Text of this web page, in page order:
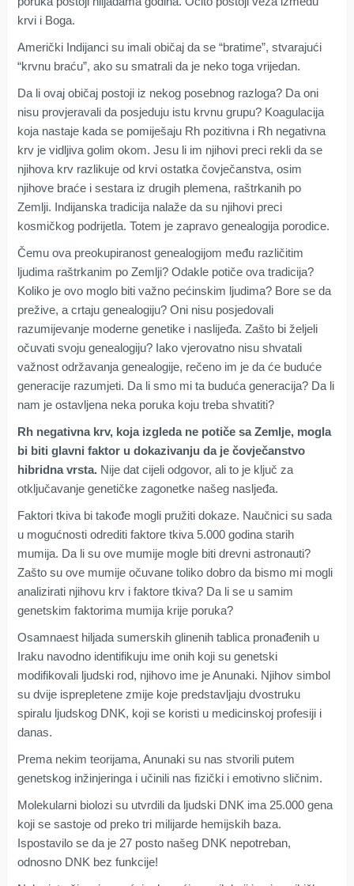
krvi i Boga.
Američki Indijanci su imali običaj da se “bratime”, stvarajući
“krvnu braću”, ako su smatrali da je neko toga vrijedan.
Da li ovaj običaj postoji iz nekog posebnog razloga? Da oni
nisu provjeravali da posjeduju istu krvnu grupu? Koagulacija
koja nastaje kada se pomiješaju Rh pozitivna i Rh negativna
krv je vidljiva golim okom. Jesu li im njihovi preci rekli da se
njihova krv razlikuje od krvi ostatka čovječanstva, osim
njihove braće i sestara iz drugih plemena, raštrkanih po
Zemlji. Indijanska tradicija nalaže da su njihovi preci
kosmičkog podrijetla. Totem je zapravo genealogija porodice.
Čemu ova preokupiranost genealogijom među različitim
ljudima raštrkanim po Zemlji? Odakle potiče ova tradicija?
Koliko je ovo moglo biti važno pećinskim ljudima? Bore se da
prežive, a crtaju genealogiju? Oni nisu posjedovali
razumijevanje moderne genetike i naslijeđa. Zašto bi željeli
očuvati svoju genealogiju? Iako vjerovatno nisu shvatali
važnost održavanja genealogije, rečeno im je da će buduće
generacije razumjeti. Da li smo mi ta buduća generacija? Da li
nam je ostavljena neka poruka koju treba shvatiti?
Rh negativna krv, koja izgleda ne potiče sa Zemlje, mogla
bi biti glavni faktor u dokazivanju da je čovječanstvo
hibridna vrsta.Nije dat cijeli odgovor, ali to je ključ za
otključavanje genetičke zagonetke našeg nasljeđa.
Faktori tkiva bi takođe mogli pružiti dokaze. Naučnici su sada
u mogućnosti odrediti faktore tkiva 5.000 godina starih
mumija. Da li su ove mumije mogle biti drevni astronauti?
Zašto su ove mumije očuvane toliko dobro da bismo mi mogli
analizirati njihovu krv i faktore tkiva? Da li se u samim
genetskim faktorima mumija krije poruka?
Osamnaest hiljada sumerskih glinenih tablica pronađenih u
Iraku navodno identifikuju ime onih koji su genetski
modifikovali ljudski rod, njihovo ime je Anunaki. Njihov simbol
su dvije isprepletene zmije koje predstavljaju dvostruku
spiralu ljudskog DNK, koji se koristi u medicinskoj profesiji i
danas.
Prema nekim teorijama, Anunaki su nas stvorili putem
genetskog inžinjeringa i učinili nas fizički i emotivno sličnim.
Molekularni biolozi su utvrdili da ljudski DNK ima 25.000 gena
koji se sastoje od preko tri milijarde hemijskih baza.
Ispostavilo se da je 27 posto našeg DNK nepotreban,
odnosno DNK bez funkcije!